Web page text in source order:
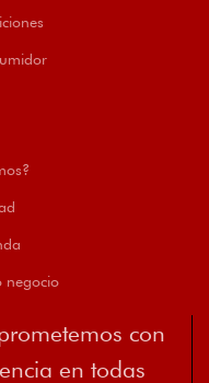
negocio
con
en todas